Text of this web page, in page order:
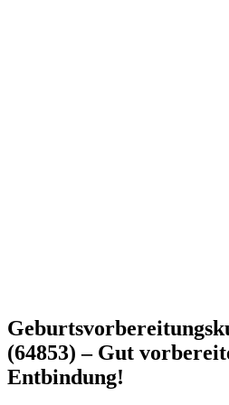
(64853) – Gut
Entbindung!